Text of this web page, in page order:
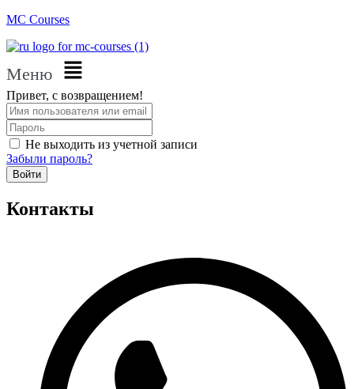
MC Courses
Меню
Привет, с возвращением!
Не выходить из учетной записи
Забыли пароль?
Войти
Контакты